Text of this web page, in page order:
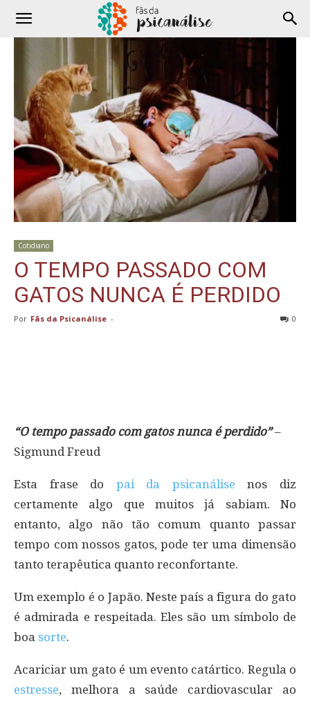
Cotidiano
O TEMPO PASSADO COM
GATOS NUNCA É PERDIDO
Por Fãs da Psicanálise - 0
“O tempo passado com gatos nunca é perdido”–
Sigmund Freud
Esta frase do pai da psicanálise nos diz
certamente algo que muitos já sabiam. No
entanto, algo não tão comum quanto passar
tempo com nossos gatos, pode ter uma dimensão
tanto terapêutica quanto reconfortante.
Um exemplo é o Japão. Neste país a figura do gato
é admirada e respeitada. Eles são um símbolo de
boa sorte.
Acariciar um gato é um evento catártico. Regula o
estresse, melhora a saúde cardiovascular ao